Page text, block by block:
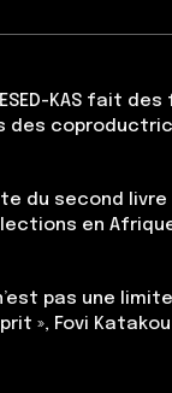
KAS fait
des
du second livre
en
pas une
», Fovi Katakou